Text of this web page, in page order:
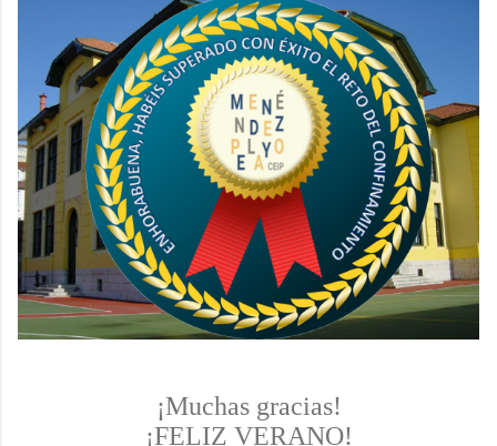
¡Muchas gracias!
¡FELIZ VERANO!